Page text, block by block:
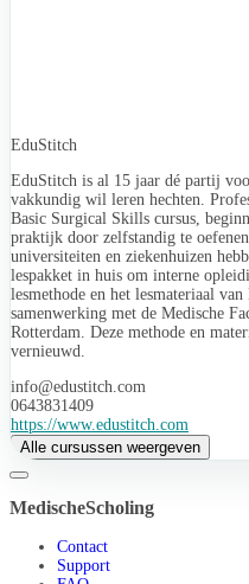
EduStitch
EduStitch is al 15 jaar dé partij
vakkundig wil leren hechten.
Basic Surgical Skills cursus,
praktijk door zelfstandig te
universiteiten en ziekenhuizen
lespakket in huis om interne
lesmethode en het lesmateriaal
samenwerking met de Medische
Rotterdam. Deze methode en
vernieuwd.
info@edustitch.com
0643831409
https://www.edustitch.com
Alle cursussen weergeven
MedischeScholing
Contact
Support